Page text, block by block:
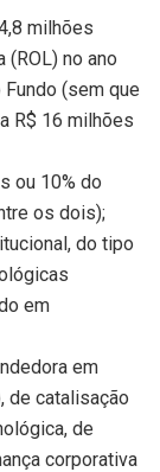
milhões
no ano
(sem que
R$ 16 milhões
ou 10% do
os dois);
do tipo
em
em
de catalisação
de
corporativa